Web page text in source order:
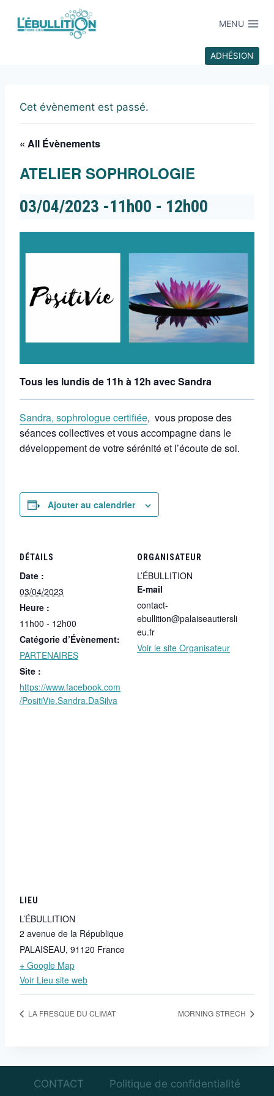
MENU
ADHÉSION
Cet évènement est passé.
« All Évènements
ATELIER SOPHROLOGIE
03/04/2023 -11h00 - 12h00
Tous les lundis de 11h à 12h avec Sandra
Sandra, sophrologue certifiée, vouspropose des
séances collectives et vous accompagne dans le
développement de votre sérénité et l’écoute de soi.
Ajouter au calendrier
DÉTAILS
Date :
03/04/2023
Heure :
11h00 - 12h00
Catégorie d’Évènement:
PARTENAIRES
Site :
https://www.facebook.com
/PositiVie.Sandra.DaSilva
ORGANISATEUR
L’ÉBULLITION
E-mail
contact-
ebullition@palaiseautiersli
eu.fr
Voir le site Organisateur
LIEU
L’ÉBULLITION
2 avenue de la République
PALAISEAU, 91120 France
+ Google Map
Voir Lieu site web
LA FRESQUE DU CLIMAT MORNING STRECH
CONTACT Politique de confidentialité